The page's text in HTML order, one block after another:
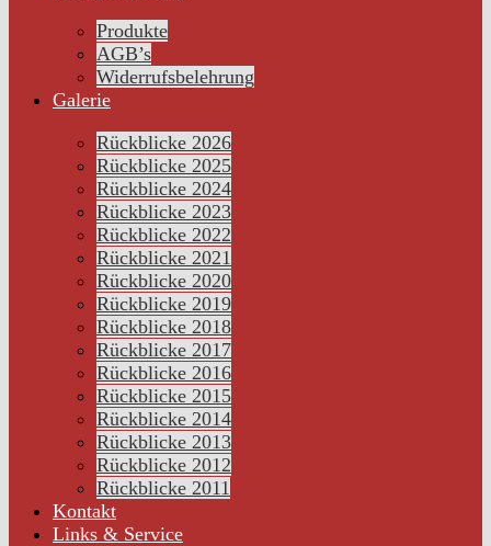
Produkte
AGB’s
Widerrufsbelehrung
Galerie
Rückblicke 2026
Rückblicke 2025
Rückblicke 2024
Rückblicke 2023
Rückblicke 2022
Rückblicke 2021
Rückblicke 2020
Rückblicke 2019
Rückblicke 2018
Rückblicke 2017
Rückblicke 2016
Rückblicke 2015
Rückblicke 2014
Rückblicke 2013
Rückblicke 2012
Rückblicke 2011
Kontakt
Links & Service